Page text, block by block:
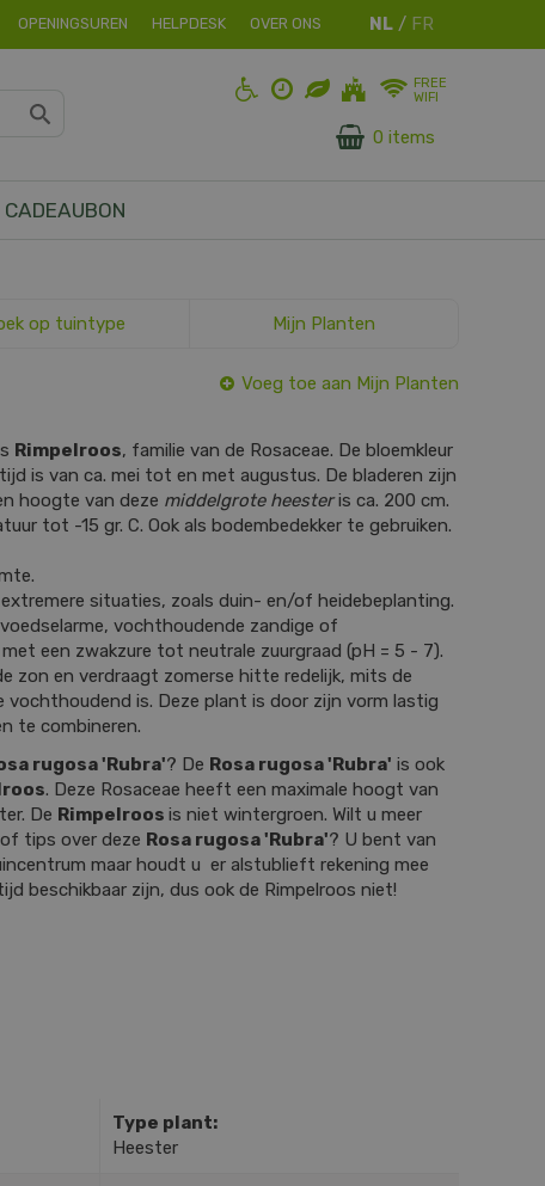
OPENINGSUREN HELPDESK OVER ONS
FREE
WIFI
0 items
CADEAUBON
op tuintype Mijn Planten
Voeg toe aan Mijn Planten
Rimpelroos, familie van de Rosaceae. De bloemkleur
is van ca. mei tot en met augustus. De bladeren zijn
hoogte van deze middelgrote heesteris ca. 200 cm.
tot -15 gr. C. Ook als bodembedekker te gebruiken.
situaties, zoals duin- en/of heidebeplanting.
vochthoudende zandige of
een zwakzure tot neutrale zuurgraad (pH = 5 - 7).
zon en verdraagt zomerse hitte redelijk, mits de
is. Deze plant is door zijn vorm lastig
te combineren.
rugosa 'Rubra'? De Rosa rugosa 'Rubra' is ook
. Deze Rosaceae heeft een maximale hoogt van
De Rimpelroos is niet wintergroen. Wilt u meer
tips over deze Rosa rugosa 'Rubra'? U bent van
maar houdt u er alstublieft rekening mee
beschikbaar zijn, dus ook de Rimpelroos niet!
Type plant:
Heester